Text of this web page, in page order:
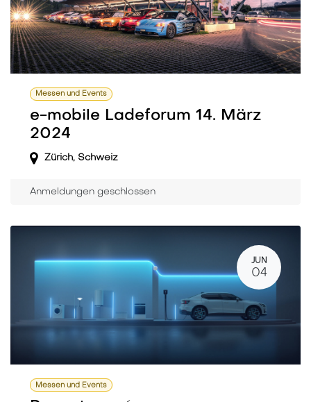
Messen und Events
e-mobile Ladeforum 14. März
2024
Zürich, Schweiz
Anmeldungen geschlossen
JUN
04
Messen und Events